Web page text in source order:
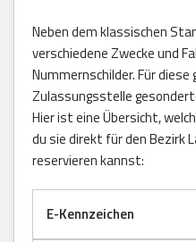
Neben dem klassischen
verschiedene Zwecke und
Nummernschilder. Für diese
Zulassungsstelle
Hier ist eine Übersicht,
du sie direkt für den Bezirk
reservieren kannst:
E-Kennzeichen